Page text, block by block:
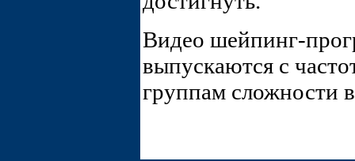
Видео шейпинг-
выпускаются с
группам сложности